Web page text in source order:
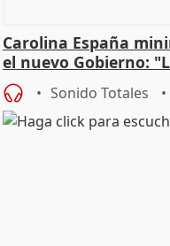
Carolina España
el nuevo Gobierno:
una leg
Sonido Totales